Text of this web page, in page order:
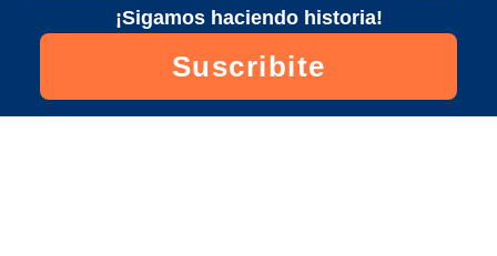
¡Sigamos haciendo historia!
Suscribite